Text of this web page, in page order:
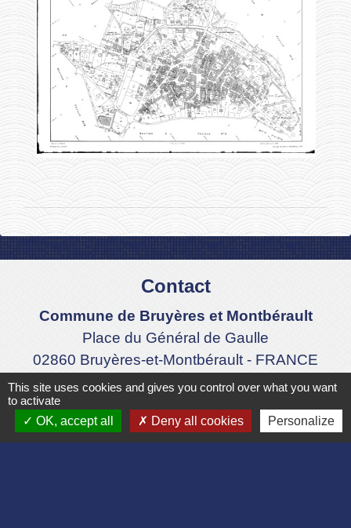
Contact
Commune de Bruyères et Montbérault
Place du Général de Gaulle
02860 Bruyères-et-Montbérault - FRANCE
+33 3 23 24 74 77
Formulaire de contact
This site uses cookies and gives you control over what you want
to activate
OK, accept all
Deny all cookies Personalize